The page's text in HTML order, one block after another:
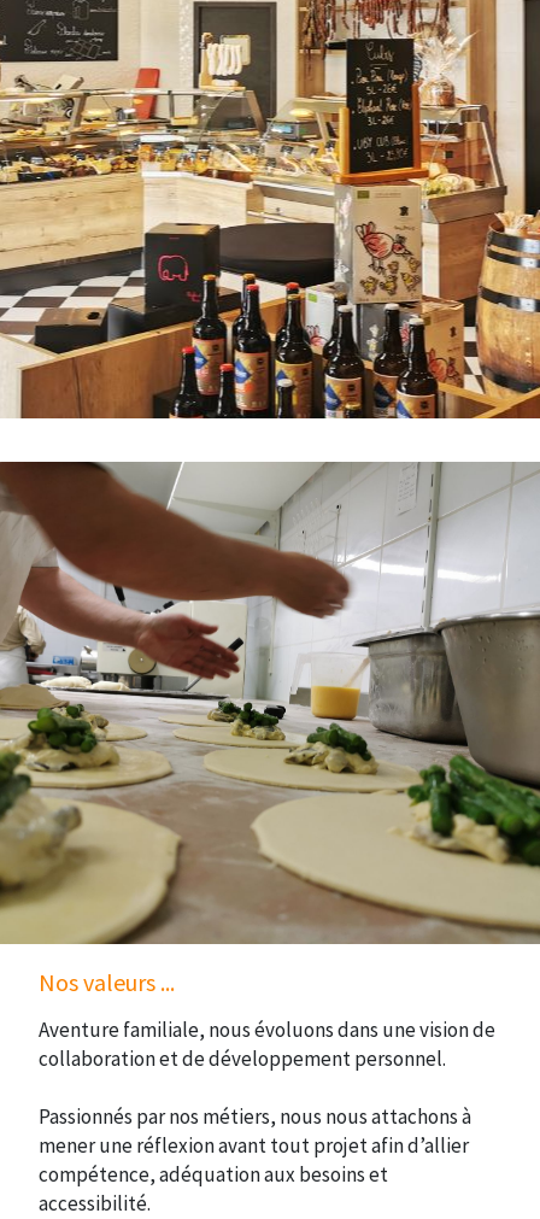
Nos valeurs ...
Aventure familiale, nous évoluons dans une vision de
collaboration et de développement personnel.
Passionnés par nos métiers, nous nous attachons à
mener une réflexion avant tout projet afin d’allier
compétence, adéquation aux besoins et
accessibilité.